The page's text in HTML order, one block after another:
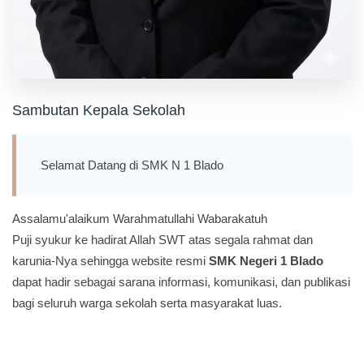
Sambutan Kepala Sekolah
Selamat Datang di SMK N 1 Blado
Assalamu'alaikum Warahmatullahi Wabarakatuh
Puji syukur ke hadirat Allah SWT atas segala rahmat dan
karunia-Nya sehingga website resmi SMK Negeri 1 Blado
dapat hadir sebagai sarana informasi, komunikasi, dan publikasi
bagi seluruh warga sekolah serta masyarakat luas.